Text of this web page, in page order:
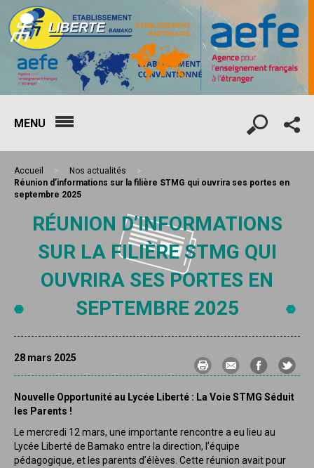
MENU
Accueil > Nos actualités
>
Réunion d’informations sur la filière STMG qui ouvrira ses portes en
septembre 2025
RÉUNION D’INFORMATIONS
SUR LA FILIÈRE STMG QUI
OUVRIRA SES PORTES EN
SEPTEMBRE 2025
28 mars 2025
Nouvelle Opportunité au Lycée Liberté : La Voie STMG Séduit
les Parents !
Le mercredi 12 mars, une importante rencontre a eu lieu au
Lycée Liberté de Bamako entre la direction, l’équipe
pédagogique, et les parents d’élèves. Cette réunion avait pour